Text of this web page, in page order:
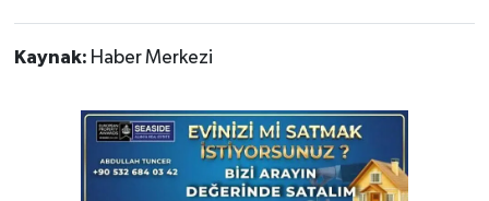
Kaynak: Haber Merkezi